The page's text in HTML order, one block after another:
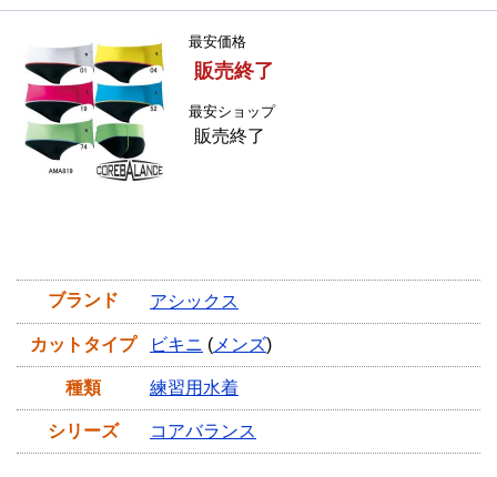
最安価格
販売終了
最安ショップ
販売終了
ブランド アシックス
カットタイプ ビキニ ( メンズ)
種類 練習用水着
シリーズ コアバランス